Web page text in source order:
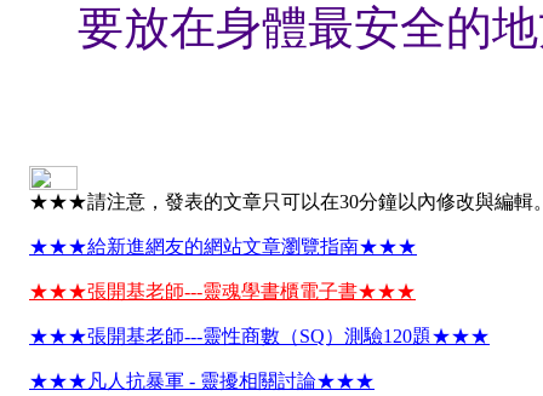
要放在身體最安全的
★★★請注意，發表的文章只可以在30分鐘以內修改與編
★★★給新進網友的網站文章瀏覽指南★★★
★★★張開基老師---靈魂學書櫃電子書★★★
★★★張開基老師---靈性商數（SQ）測驗120題★★★
★★★凡人抗暴軍 - 靈擾相關討論★★★